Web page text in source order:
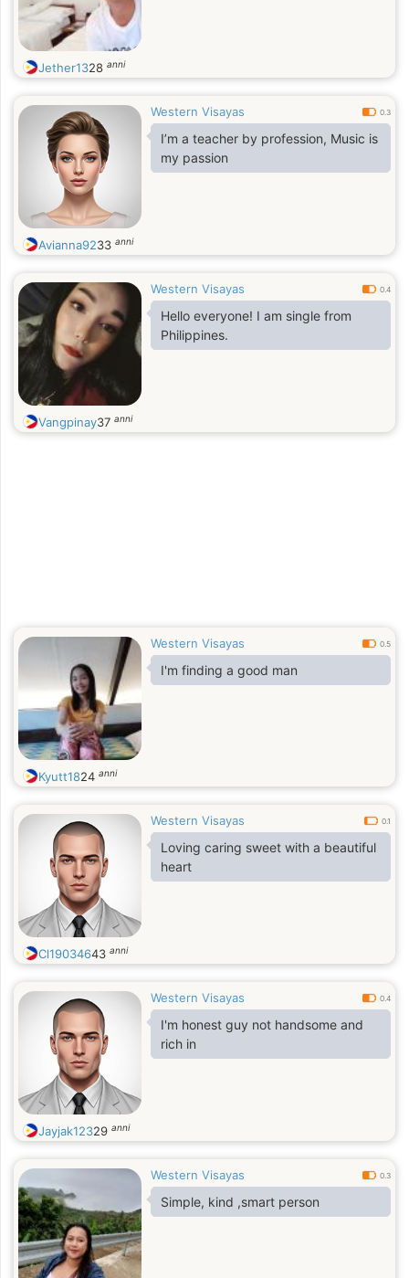
Jether1328 anni
Western Visayas 0.3
I’m a teacher by profession, Music is
my passion
Avianna9233 anni
Western Visayas 0.4
Hello everyone! I am single from
Philippines.
Vangpinay37 anni
Western Visayas 0.5
I'm finding a good man
Kyutt1824 anni
Western Visayas 0.1
Loving caring sweet with a beautiful
heart
Cl19034643 anni
Western Visayas 0.4
I'm honest guy not handsome and
rich in
Jayjak12329 anni
Western Visayas 0.3
Simple, kind ,smart person